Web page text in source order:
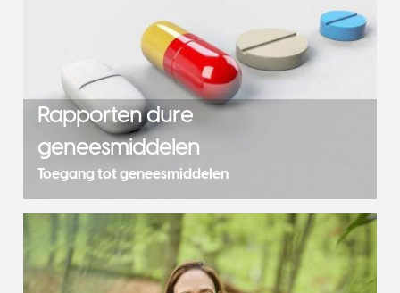
Rapporten dure
geneesmiddelen
Toegang tot geneesmiddelen